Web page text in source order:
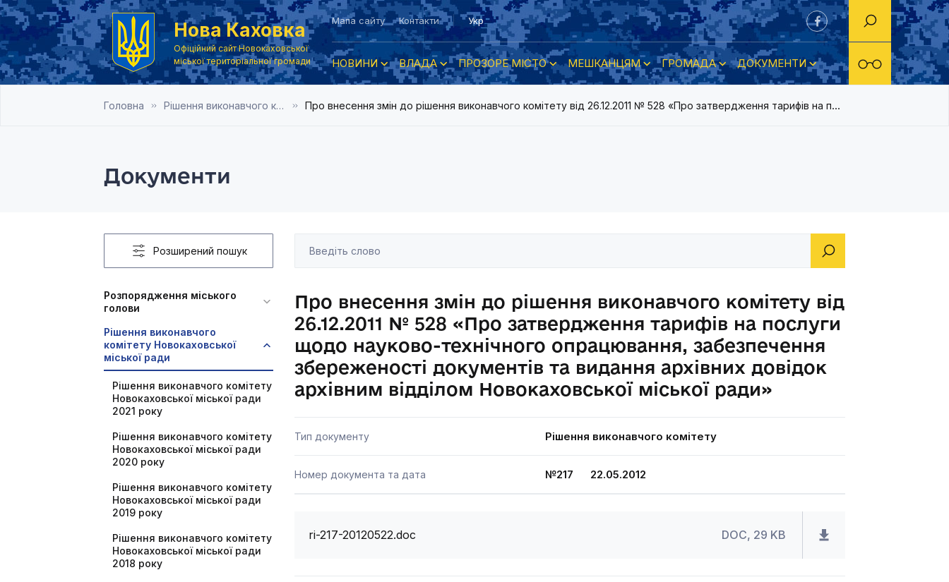
Нова Каховка
Офіційний сайт Новокаховської
міської територіальної громади
Мапа сайту Контакти Укр
НОВИНИ ВЛАДА ПРОЗОРЕ МІСТО МЕШКАНЦЯМ ГРОМАДА ДОКУМЕНТИ
Головна Рішення виконавчого комітету Новокаховської міської ради 2012 року Про внесення змін до рішення виконавчого комітету від 26.12.2011 № 528 «Про затвердження тарифів на послуги щодо
Документи
Розширений пошук
Розпорядження міського
голови
Рішення виконавчого
комітету Новокаховської
міської ради
Рішення виконавчого комітету
Новокаховської міської ради
2021 року
Рішення виконавчого комітету
Новокаховської міської ради
2020 року
Рішення виконавчого комітету
Новокаховської міської ради
2019 року
Рішення виконавчого комітету
Новокаховської міської ради
2018 року
Про внесення змін до рішення виконавчого комітету від
26.12.2011 № 528 «Про затвердження тарифів на послуги
щодо науково-технічного опрацювання, забезпечення
збереженості документів та видання архівних довідок
архівним відділом Новокаховської міської ради»
Тип документу Рішення виконавчого комітету
Номер документа та дата №217 22.05.2012
ri-217-20120522.doc DOC, 29 KB